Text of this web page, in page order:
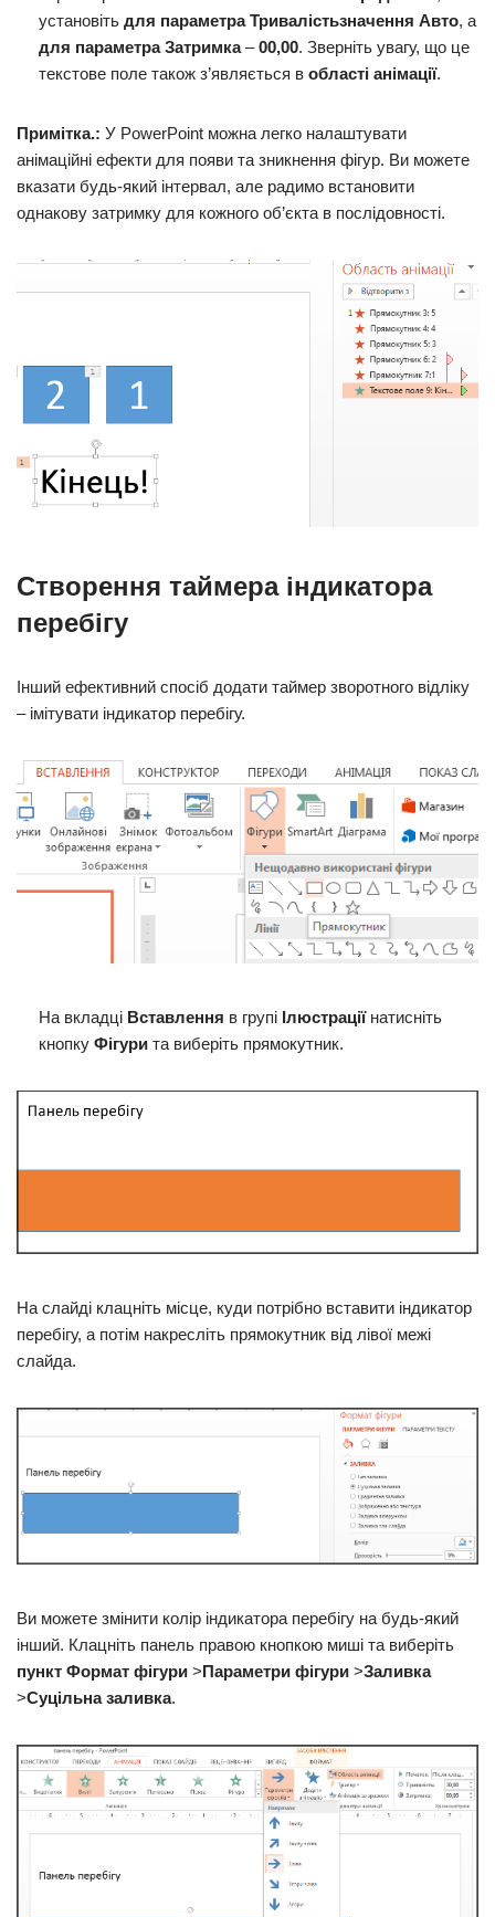
установіть для параметра Тривалістьзначення Авто, а
для параметра Затримка–00,00. Зверніть увагу, що це
текстове поле також з’являється в області анімації.
Примітка.: У PowerPoint можна легко налаштувати
анімаційні ефекти для появи та зникнення фігур. Ви можете
вказати будь-який інтервал, але радимо встановити
однакову затримку для кожного об’єкта в послідовності.
Створення таймера індикатора
перебігу
Інший ефективний спосіб додати таймер зворотного відліку
– імітувати індикатор перебігу.
На вкладці Вставлення в групі Ілюстраціїнатисніть
кнопку Фігури та виберіть прямокутник.
На слайді клацніть місце, куди потрібно вставити індикатор
перебігу, а потім накресліть прямокутник від лівої межі
слайда.
Ви можете змінити колір індикатора перебігу на будь-який
інший. Клацніть панель правою кнопкою миші та виберіть
пункт Формат фігури >Параметри фігури >Заливка
>Суцільна заливка.